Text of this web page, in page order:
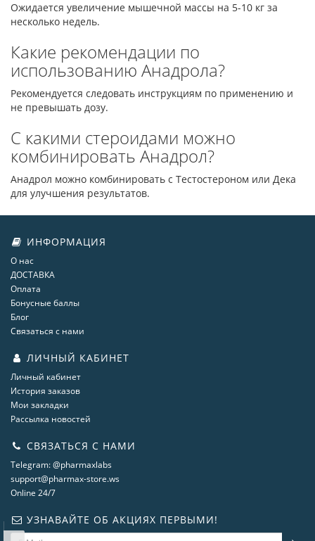
Ожидается увеличение мышечной массы на 5-10 кг за
несколько недель.
Какие рекомендации по
использованию Анадрола?
Рекомендуется следовать инструкциям по применению и
не превышать дозу.
С какими стероидами можно
комбинировать Анадрол?
Анадрол можно комбинировать с Тестостероном или Дека
для улучшения результатов.
ИНФОРМАЦИЯ
О нас
ДОСТАВКА
Оплата
Бонусные баллы
Блог
Связаться с нами
ЛИЧНЫЙ КАБИНЕТ
Личный кабинет
История заказов
Мои закладки
Рассылка новостей
СВЯЗАТЬСЯ С НАМИ
Telegram: @pharmaxlabs
support@pharmax-store.ws
Online 24/7
УЗНАВАЙТЕ ОБ АКЦИЯХ ПЕРВЫМИ!